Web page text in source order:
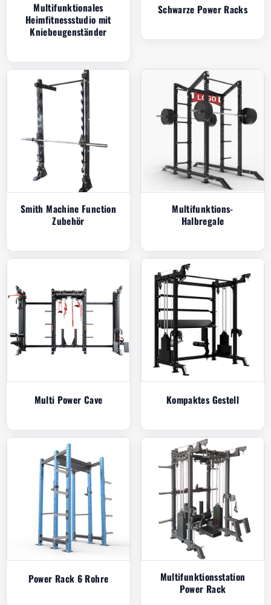
Multifunktionales
Heimfitnessstudio mit
Kniebeugenständer
Schwarze Power Racks
Smith Machine Function
Zubehör
Multifunktions-
Halbregale
Multi Power Cave Kompaktes Gestell
Power Rack 6 Rohre
Multifunktionsstation
Power Rack